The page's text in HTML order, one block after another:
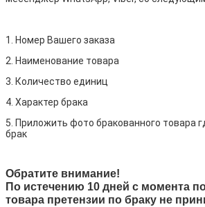
1. Номер Вашего заказа
2. Наименование товара
3. Количество единиц
4. Характер брака
5. Приложить фото бракованного товара
брак
Обратите внимание!
По истечению 10 дней с момента
товара претензии по браку не